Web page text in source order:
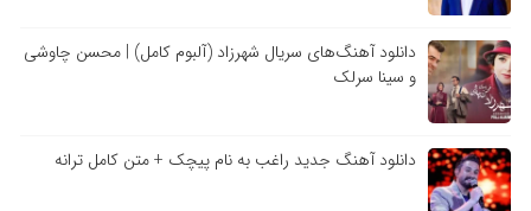
دانلود آهنگ‌های سریال شهرزاد (آلبوم کامل) | محسن چاوشی
و سینا سرلک
دانلود آهنگ جدید راغب به نام پیچک + متن کامل ترانه